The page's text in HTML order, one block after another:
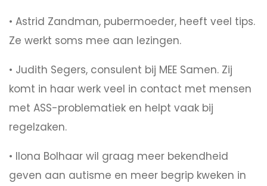
• Astrid Zandman, pubermoeder, heeft veel tips.
Ze werkt soms mee aan lezingen.
• Judith Segers, consulent bij MEE Samen. Zij
komt in haar werk veel in contact met mensen
met ASS-problematiek en helpt vaak bij
regelzaken.
• Ilona Bolhaar wil graag meer bekendheid
geven aan autisme en meer begrip kweken in